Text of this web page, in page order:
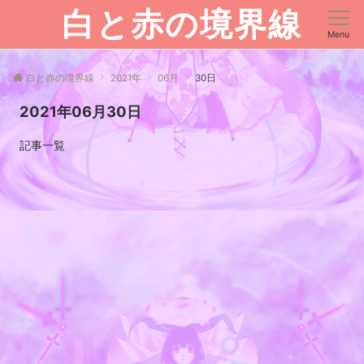
白と赤の境界線 Menu
白と赤の境界線 2021年 06月 30日
2021年06月30日
記事一覧